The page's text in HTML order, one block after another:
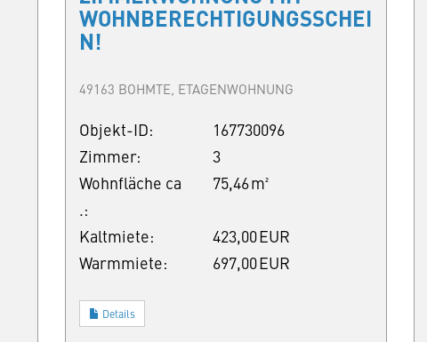
WOHNBERECHTIGUNGSSCHEI
N!
49163 BOHMTE, ETAGENWOHNUNG
Objekt-ID:
167730096
Zimmer:
3
Wohnfläche ca
.:
75,46 m²
Kaltmiete:
423,00 EUR
Warmmiete:
697,00 EUR
Details